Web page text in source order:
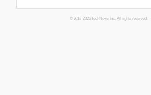
© 2013-2026 TechNews Inc. All rights reserved.